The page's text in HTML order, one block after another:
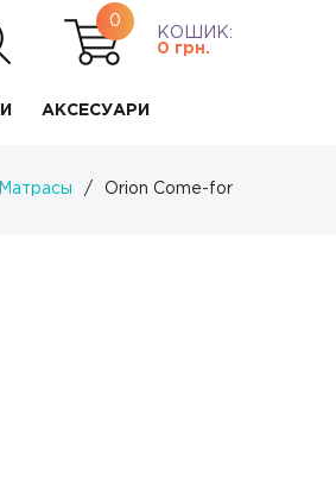
0
КОШИК:
0 грн.
АКСЕСУАРИ
Матрасы / Orion Come-for